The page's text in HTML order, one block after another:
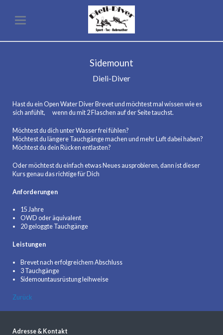
Sidemount
Dieli-Diver
Hast du ein Open Water Diver Brevet und möchtest mal wissen wie es
sich anfühlt, wenn du mit 2 Flaschen auf der Seite tauchst.
Möchtest du dich unter Wasser frei fühlen?
Möchtest du längere Tauchgänge machen und mehr Luft dabei haben?
Möchtest du dein Rücken entlasten?
Oder möchtest du einfach etwas Neues ausprobieren, dann ist dieser
Kurs genau das richtige für Dich
Anforderungen
15 Jahre
OWD oder äquivalent
20 geloggte Tauchgänge
Leistungen
Brevet nach erfolgreichem Abschluss
3 Tauchgänge
Sidemountausrüstung leihweise
Zurück
Adresse & Kontakt